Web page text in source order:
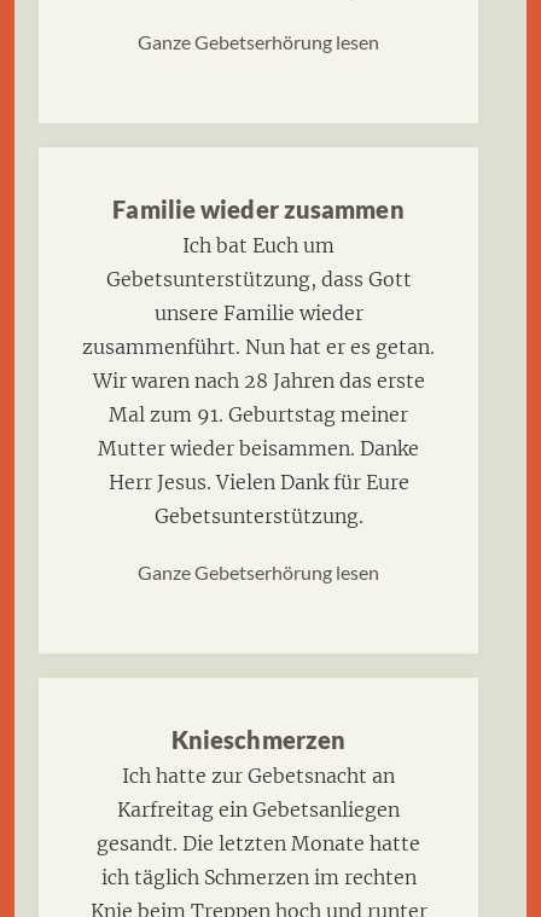
Ganze Gebetserhörung lesen
Familie wieder zusammen
Ich bat Euch um
Gebetsunterstützung, dass Gott
unsere Familie wieder
zusammenführt. Nun hat er es getan.
Wir waren nach 28 Jahren das erste
Mal zum 91. Geburtstag meiner
Mutter wieder beisammen. Danke
Herr Jesus. Vielen Dank für Eure
Gebetsunterstützung.
Ganze Gebetserhörung lesen
Knieschmerzen
Ich hatte zur Gebetsnacht an
Karfreitag ein Gebetsanliegen
gesandt. Die letzten Monate hatte
ich täglich Schmerzen im rechten
Knie beim Treppen hoch und runter